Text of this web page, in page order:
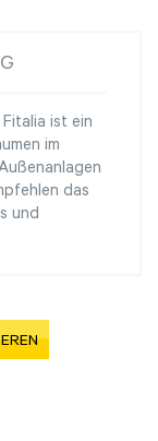
ist ein
im
das
und